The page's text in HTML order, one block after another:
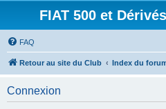
FIAT 500 et
FAQ
Retour au site du Club Index du
Connexion